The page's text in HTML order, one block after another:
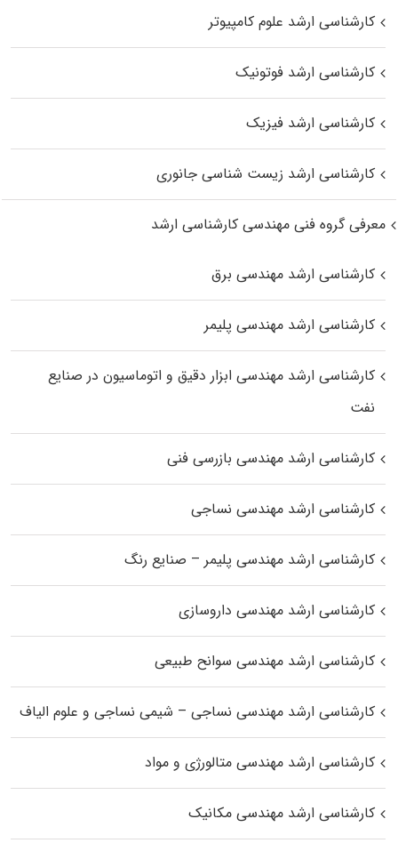
کارشناسی ارشد علوم کامپیوتر
کارشناسی ارشد فوتونیک
کارشناسی ارشد فیزیک
کارشناسی ارشد زیست‌ شناسی جانوری
معرفی گروه فنی مهندسی کارشناسی ارشد
کارشناسی ارشد مهندسی برق
کارشناسی ارشد مهندسی پلیمر
کارشناسی ارشد مهندسی ابزار دقیق و اتوماسیون در صنایع
نفت
کارشناسی ارشد مهندسی بازرسی فنی
کارشناسی ارشد مهندسی نساجی
کارشناسی ارشد مهندسی پلیمر – صنایع رنگ
کارشناسی ارشد مهندسی داروسازی
کارشناسی ارشد مهندسی سوانح طبیعی
کارشناسی ارشد مهندسی نساجی – شیمی نساجی و علوم الیاف
کارشناسی ارشد مهندسی متالورژی و مواد
کارشناسی ارشد مهندسی مکانیک